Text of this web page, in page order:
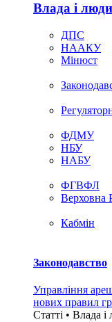
Влада i люди
ДПС
НААКУ
Мінюст
ФДМУ
НБУ
НАБУ
ФГВФЛ
Верховна
Кабмін
Законодавство
Управління
нових правил
Статті • Влада i